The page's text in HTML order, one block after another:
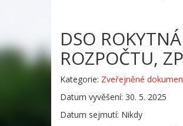
DSO
ROZPOČTU,
Kategorie: Zveřejněné
Datum vyvěšení: 30. 5. 2025
Datum sejmutí: Nikdy